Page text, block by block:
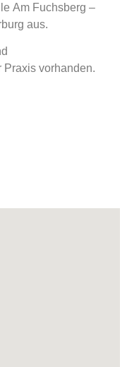
Am Fuchsberg –
aus.
Praxis vorhanden.